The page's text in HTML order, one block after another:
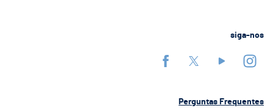
siga-nos
Perguntas Frequentes